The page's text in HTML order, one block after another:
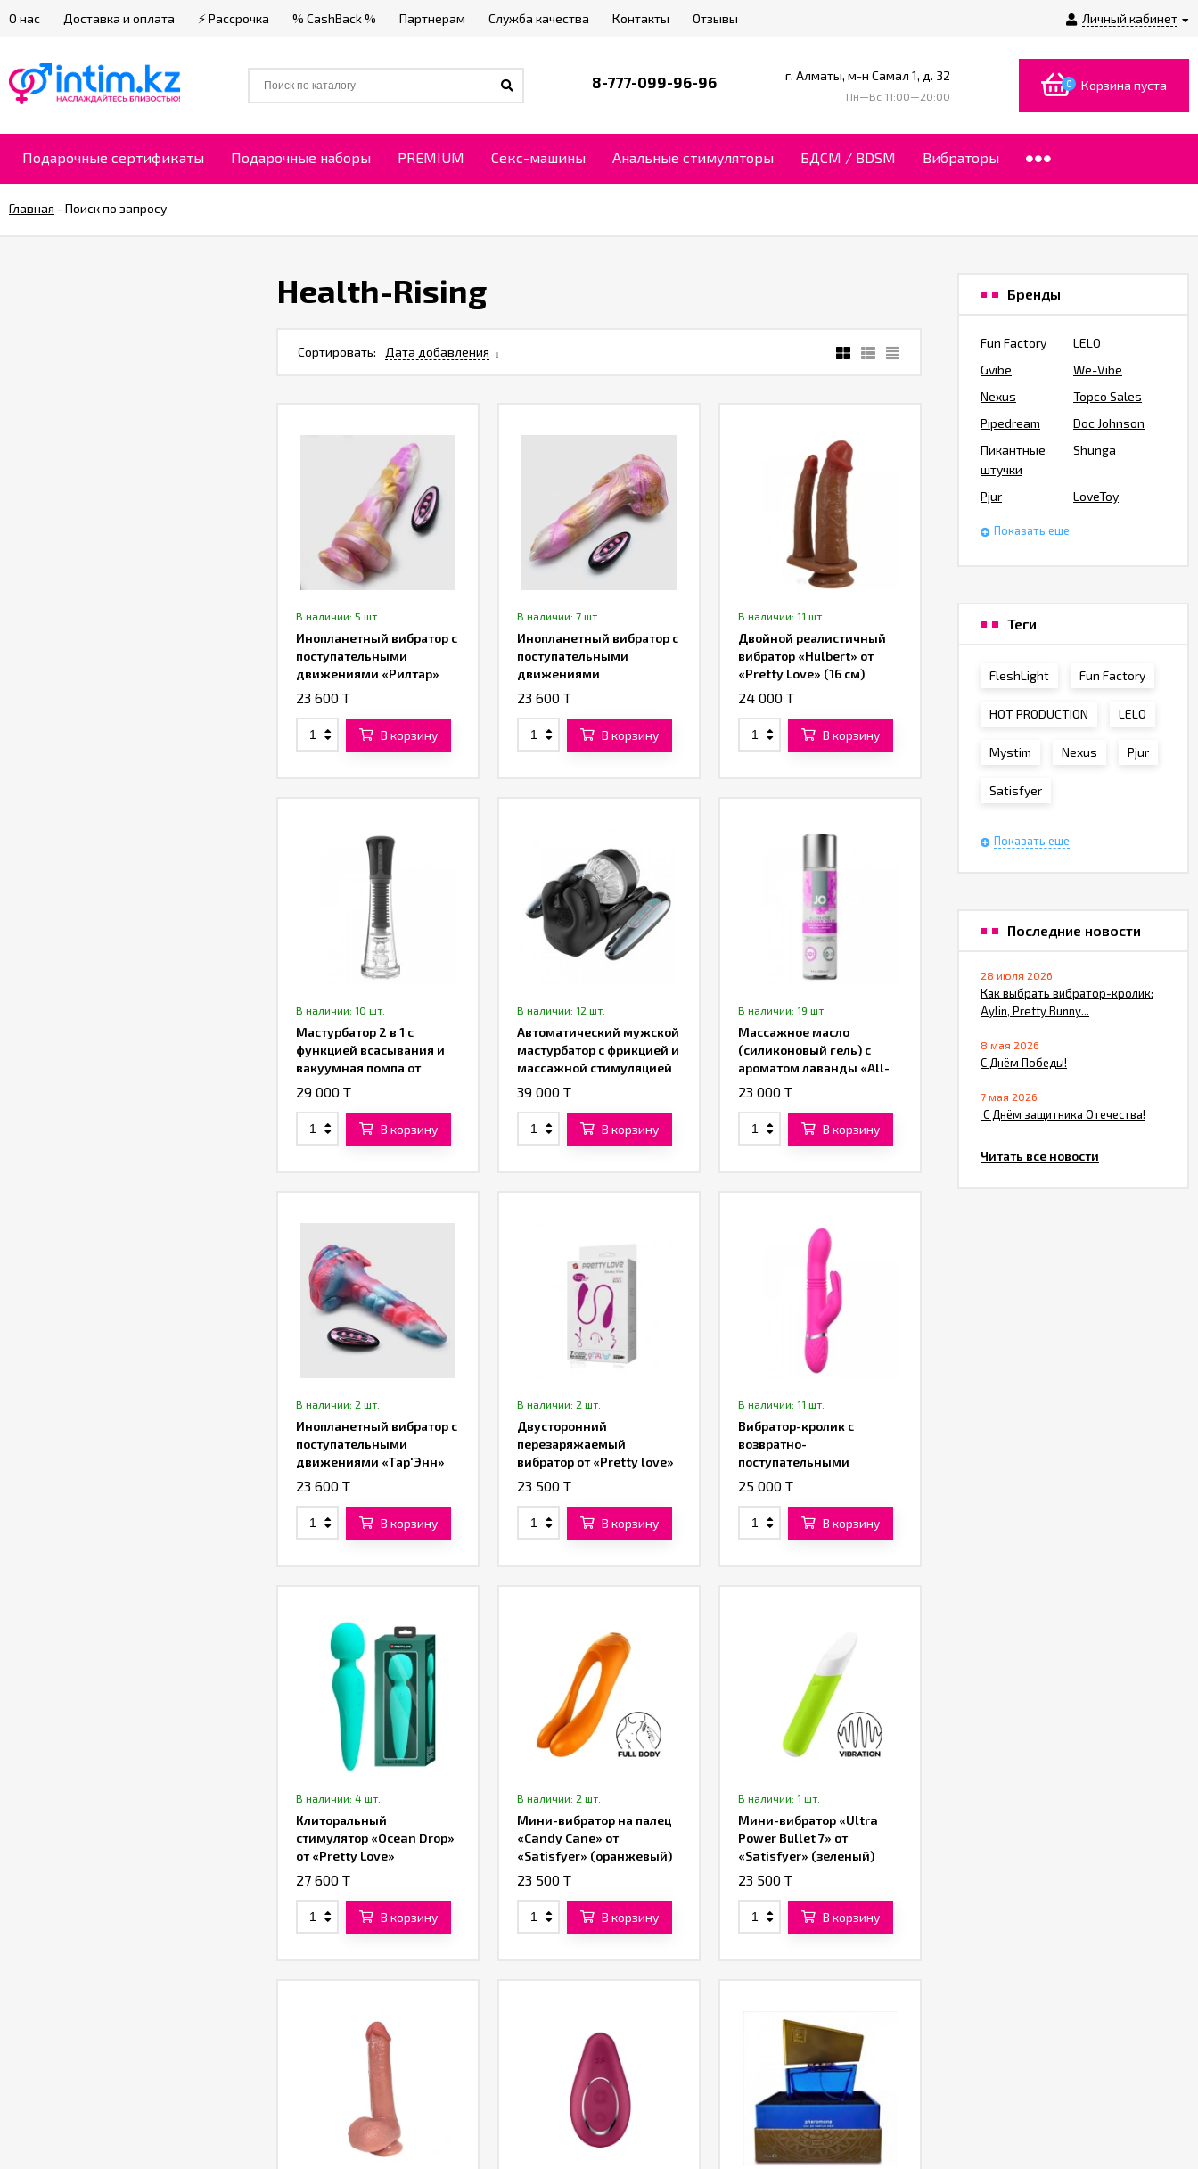
Личный кабинет
О нас Доставка и оплата ⚡ Рассрочка % CashBack % Партнерам Служба качества Контакты Отзывы
8-777-099-96-96 г. Алматы, м-н Самал 1, д. 32
Пн—Вс 11:00—20:00
0 Корзина пуста
Подарочные сертификаты Подарочные наборы PREMIUM Секс-машины Анальные стимуляторы БДСМ / BDSM Вибраторы
Главная -Поиск по запросу
Health-Rising
Сортировать: Дата добавления
В наличии: 5 шт.
Инопланетный вибратор с
поступательными
движениями «Рилтар»
(22,5 см)
23 600 T
В корзину
В наличии: 7 шт.
Инопланетный вибратор с
поступательными
движениями
«Галактический Феникс»
23 600 T
В корзину
В наличии: 11 шт.
Двойной реалистичный
вибратор «Hulbert» от
«Pretty Love» (16 см)
(коричневый)
24 000 T
В корзину
В наличии: 10 шт.
Мастурбатор 2 в 1 с
функцией всасывания и
вакуумная помпа от
«SXTOP»
29 000 T
В корзину
В наличии: 12 шт.
Автоматический мужской
мастурбатор с фрикцией и
массажной стимуляцией
от «SXTOP»
39 000 T
В корзину
В наличии: 19 шт.
Массажное масло
(силиконовый гель) с
ароматом лаванды «All-
in-One Sensual Massage
ML)
23 000 T
В корзину
В наличии: 2 шт.
Инопланетный вибратор с
поступательными
движениями «Тар'Энн»
(23 см)
23 600 T
В корзину
В наличии: 2 шт.
Двусторонний
перезаряжаемый
вибратор от «Pretty love»
23 500 T
В корзину
В наличии: 11 шт.
Вибратор-кролик с
возвратно-
поступательными
движениями от «SXTOP»
25 000 T
В корзину
В наличии: 4 шт.
Клиторальный
стимулятор «Ocean Drop»
от «Pretty Love»
(бирюзовый)
27 600 T
В корзину
В наличии: 2 шт.
Мини-вибратор на палец
«Candy Cane» от
«Satisfyer» (оранжевый)
23 500 T
В корзину
В наличии: 1 шт.
Мини-вибратор «Ultra
Power Bullet 7» от
«Satisfyer» (зеленый)
23 500 T
В корзину
Бренды
Fun Factory
LELO
Gvibe
We-Vibe
Nexus
Topco Sales
Pipedream
Doc Johnson
Пикантные
штучки
Shunga
Pjur LoveToy
Показать еще
Теги
FleshLight Fun Factory
HOT PRODUCTION LELO
Mystim Nexus Pjur
Satisfyer
Показать еще
Последние новости
28 июля 2026
Как выбрать вибратор-кролик:
Aylin, Pretty Bunny...
8 мая 2026
С Днём Победы!
7 мая 2026
​ С Днём защитника Отечества!
Читать все новости